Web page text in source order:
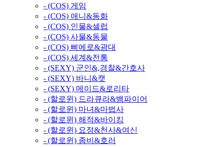
- (COS) 게임
- (COS) 애니&동화
- (COS) 인물&셀럽
- (COS) 사물&동물
- (COS) 삐에로&광대
- (COS) 세계&전통
- (SEXY) 군인&,경찰&간호사
- (SEXY) 바니&캣
- (SEXY) 메이드&로리타
- (할로윈) 드라큐라&뱀파이어
- (할로윈) 마녀&마법사
- (할로윈) 해적&바이킹
- (할로윈) 요정&천사&여신
- (할로윈) 좀비&호러